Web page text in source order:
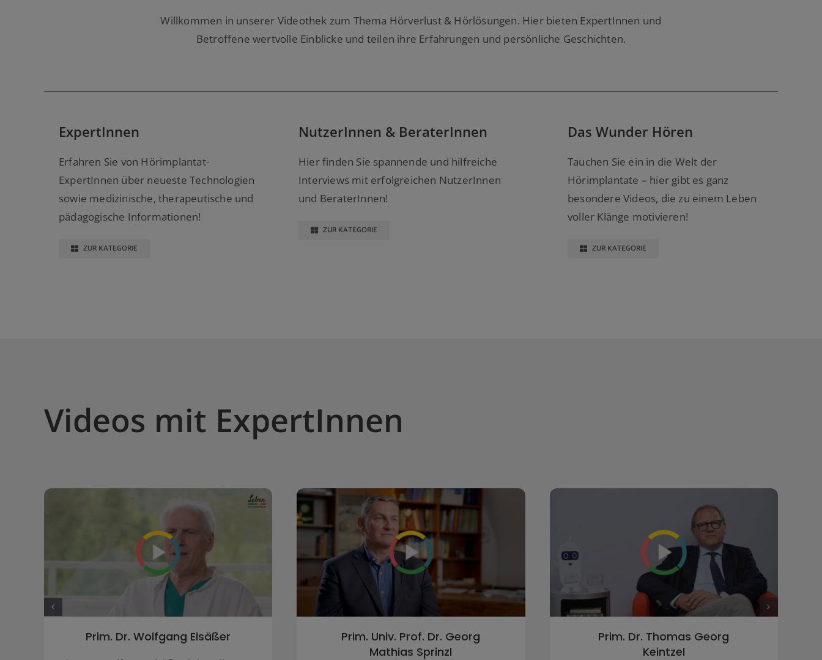
Willkommen in unserer Videothek zum Thema Hörverlust & Hörlösungen. Hier bieten ExpertInnen und
Betroffene wertvolle Einblicke und teilen ihre Erfahrungen und persönliche Geschichten.
ExpertInnen
Erfahren Sie von Hörimplantat-
ExpertInnen über neueste Technologien
sowie medizinische, therapeutische und
pädagogische Informationen!
ZUR KATEGORIE
NutzerInnen & BeraterInnen
Hier finden Sie spannende und hilfreiche
Interviews mit erfolgreichen NutzerInnen
und BeraterInnen!
ZUR KATEGORIE
Das Wunder Hören
Tauchen Sie ein in die Welt der
Hörimplantate – hier gibt es ganz
besondere Videos, die zu einem Leben
voller Klänge motivieren!
ZUR KATEGORIE
Videos mit ExpertInnen
Prim. Univ. Prof. Dr. Georg
Prim. Dr. Thomas Georg
Keintzel
OA Dr. Martin Wernig